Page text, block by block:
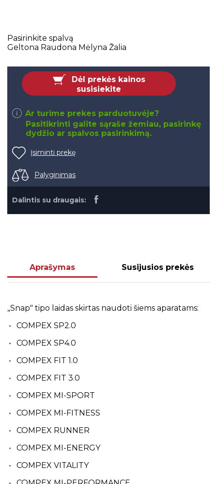
Pasirinkite spalvą
Geltona Raudona Mėlyna Žalia
Dėl prekės kainos
susisiekite
Ar turime prekes parduotuvėje?
Pasitikrinti galite sąraše žemiau, pasirinkę
dydžio ar spalvos pasirinkimą.
Įsiminti prekę
Palyginimas
Dalintis su draugais:
Aprašymas Susijusios prekės
„Snap" tipo laidas skirtas naudoti šiems aparatams:
COMPEX SP2.0
COMPEX SP4.0
COMPEX FIT 1.0
COMPEX FIT 3.0
COMPEX MI-SPORT
COMPEX MI-FITNESS
COMPEX RUNNER
COMPEX MI-ENERGY
COMPEX VITALITY